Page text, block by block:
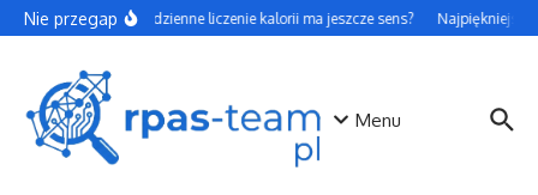
Przejdź do treści
Nie przegapCzy codzienne liczenie kalorii ma jeszcze sens? Najpiękniejsze
Menu